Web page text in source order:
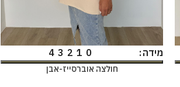
מידה 0
1
2
3
4
חולצה אוברסייז-אבן